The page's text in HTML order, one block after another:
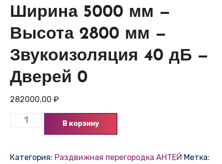
Ширина 5000 мм —
Высота 2800 мм —
Звукоизоляция 40 дБ —
Дверей 0
282000,00 ₽
В корзину
Категория: Раздвижная перегородка АНТЕЙ Метка: